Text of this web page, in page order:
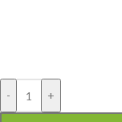
- +